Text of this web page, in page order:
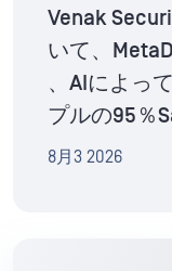
Venak
いて、
、AIによっ
プルの95％
8月3 2026